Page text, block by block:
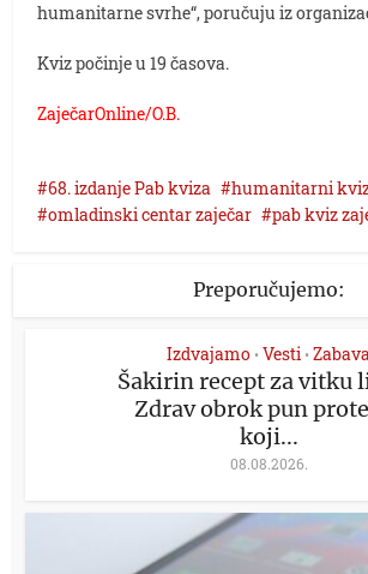
humanitarne svrhe“, poručuju iz
Kviz počinje u 19 časova.
ZaječarOnline/O.B.
68. izdanje Pab kviza humanitarni
omladinski centar zaječar
pab kviz
Preporučujemo:
Izdvajamo • Vesti •
Šakirin recept za vitku
Zdrav obrok pun
koji...
08.08.2026.